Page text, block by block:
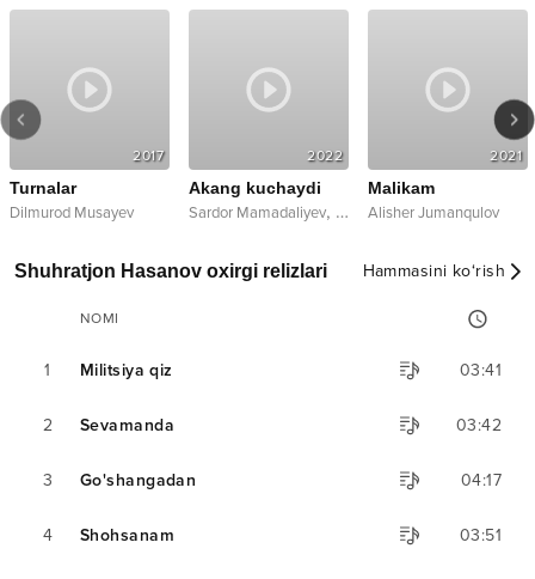
2017
Turnalar
Dilmurod Musayev
2022
Akang kuchaydi
Sardor Mamadaliyev, Nasafiy
2021
Malikam
Alisher Jumanqulov
Shuhratjon Hasanov oxirgi relizlari Hammasini ko‘rish
NOMI
1 Militsiya qiz 03:41
2 Sevamanda 03:42
3 Go'shangadan 04:17
4 Shohsanam 03:51